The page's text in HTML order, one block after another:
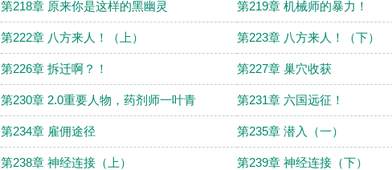
第218章 原来你是这样的黑幽灵 第219章 机械师的暴力！
第222章 八方来人！（上） 第223章 八方来人！（下）
第226章 拆迁啊？！ 第227章 巢穴收获
第230章 2.0重要人物，药剂师一叶青 第231章 六国远征！
第234章 雇佣途径 第235章 潜入（一）
第238章 神经连接（上） 第239章 神经连接（下）